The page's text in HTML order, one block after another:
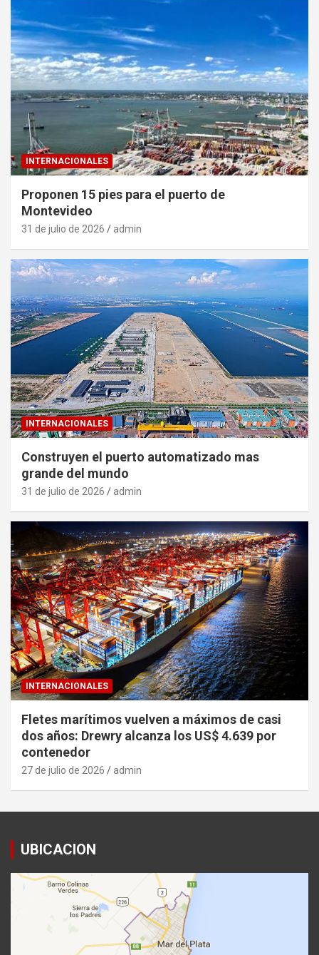
INTERNACIONALES
Proponen 15 pies para el puerto de
Montevideo
31 de julio de 2026 admin
INTERNACIONALES
Construyen el puerto automatizado mas
grande del mundo
31 de julio de 2026 admin
INTERNACIONALES
Fletes marítimos vuelven a máximos de casi
dos años: Drewry alcanza los US$ 4.639 por
contenedor
27 de julio de 2026 admin
UBICACION